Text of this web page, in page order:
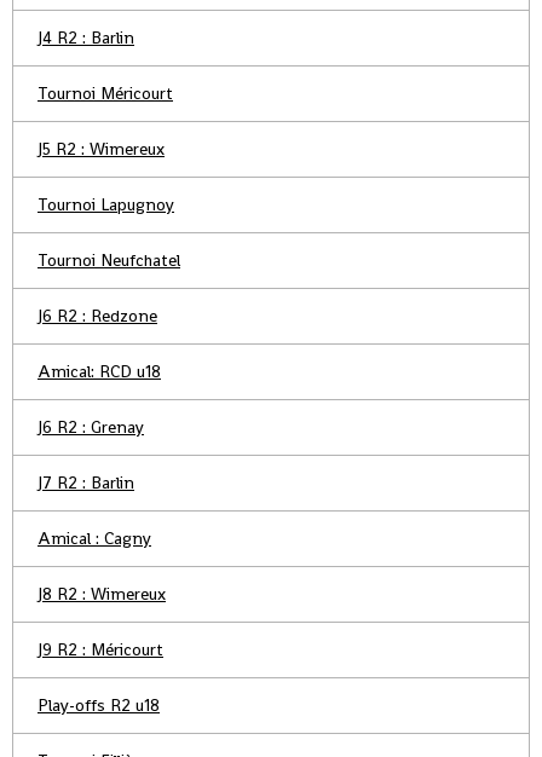
J4 R2 : Barlin
Tournoi Méricourt
J5 R2 : Wimereux
Tournoi Lapugnoy
Tournoi Neufchatel
J6 R2 : Redzone
Amical: RCD u18
J6 R2 : Grenay
J7 R2 : Barlin
Amical : Cagny
J8 R2 : Wimereux
J9 R2 : Méricourt
Play-offs R2 u18